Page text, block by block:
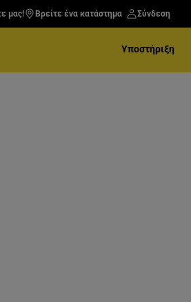
μας! Βρείτε ένα κατάστημα Σύνδεση
Υποστήριξη